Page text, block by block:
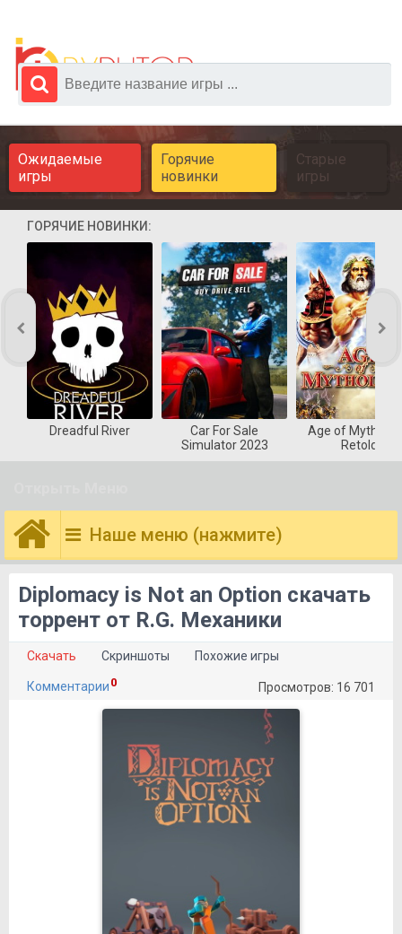
Ожидаемые
игры
Горячие
новинки
Старые
игры
ГОРЯЧИЕ НОВИНКИ:
Dreadful River
Car For Sale
Simulator 2023
Age of
Retold
Наше меню (нажмите)
Diplomacy is Not an Option скачать
торрент от R.G. Механики
Скачать Скриншоты Похожие игры
Комментарии 0 Просмотров: 16 701